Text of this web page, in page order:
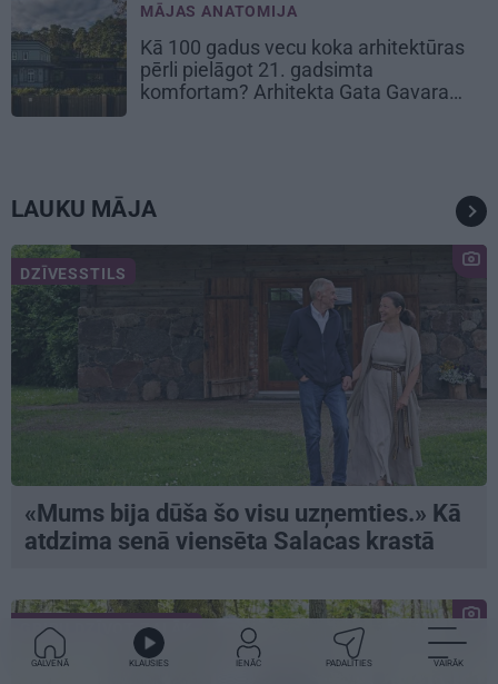
MĀJAS ANATOMIJA
Kā 100 gadus vecu koka arhitektūras
pērli pielāgot 21. gadsimta
komfortam? Arhitekta Gata Gavara
LAUKU MĀJA
DZĪVESSTILS
«Mums bija dūša šo visu uzņemties.» Kā
atdzima senā viensēta Salacas krastā
GRIBU DZĪVOT ZAĻĀK
GALVENĀ KLAUSIES IENĀC PADALĪTIES VAIRĀK